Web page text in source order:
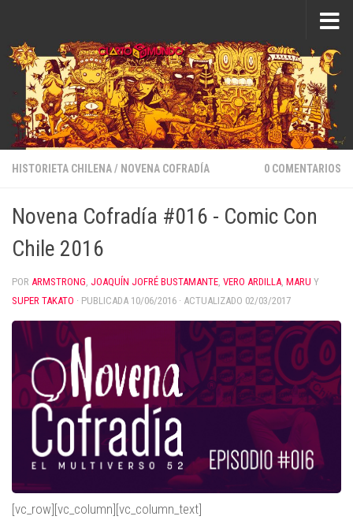
HISTORIETA CHILENA/ NOVENA COFRADÍA 0 COMENTARIOS
Novena Cofradía #016 - Comic Con
Chile 2016
POR ARMSTRONG, JOAQUÍN JOFRÉ BUSTAMANTE, VERO ARDILLA, MARU Y
SUPER TAKATO · PUBLICADA 10/06/2016 · ACTUALIZADO 02/03/2017
[vc_row][vc_column][vc_column_text]